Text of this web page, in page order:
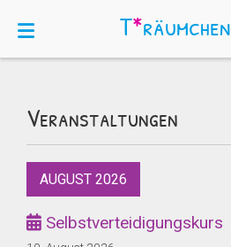
Veranstaltungen
AUGUST 2026
Selbstverteidigungskurs
T*räumchen